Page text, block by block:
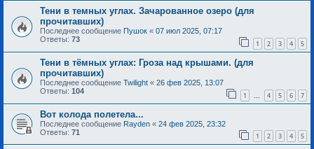
Тени в темных углах. Зачарованное озеро (для
прочитавших)
Последнее сообщение Пушок « 07 июл 2025, 07:17
Ответы: 73 1 2 3 4 5
Тени в тёмных углах: Гроза над крышами. (для
прочитавших)
Последнее сообщение Twilight « 26 фев 2025, 13:07
Ответы: 104 1 … 4 5 6 7
Вот колода полетела...
Последнее сообщение Rayden « 24 фев 2025, 23:32
Ответы: 71 1 2 3 4 5